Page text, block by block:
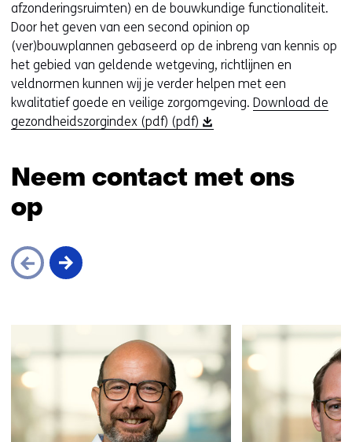
afzonderingsruimten) en de bouwkundige functionaliteit.
Door het geven van een second opinion op
(ver)bouwplannen gebaseerd op de inbreng van kennis op
het gebied van geldende wetgeving, richtlijnen en
veldnormen kunnen wij je verder helpen met een
kwalitatief goede en veilige zorgomgeving. Download de
gezondheidszorgindex (pdf) (pdf)
e
u
v
e
s
Neem contact met ons
op
(Neem
contact
met
ons